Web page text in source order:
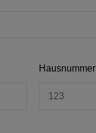
Hausnummer